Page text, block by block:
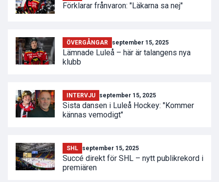
Förklarar frånvaron: "Läkarna sa nej"
ÖVERGÅNGAR september 15, 2025
Lämnade Luleå – här är talangens nya
klubb
INTERVJU september 15, 2025
Sista dansen i Luleå Hockey: "Kommer
kännas vemodigt"
SHL september 15, 2025
Succé direkt för SHL – nytt publikrekord i
premiären